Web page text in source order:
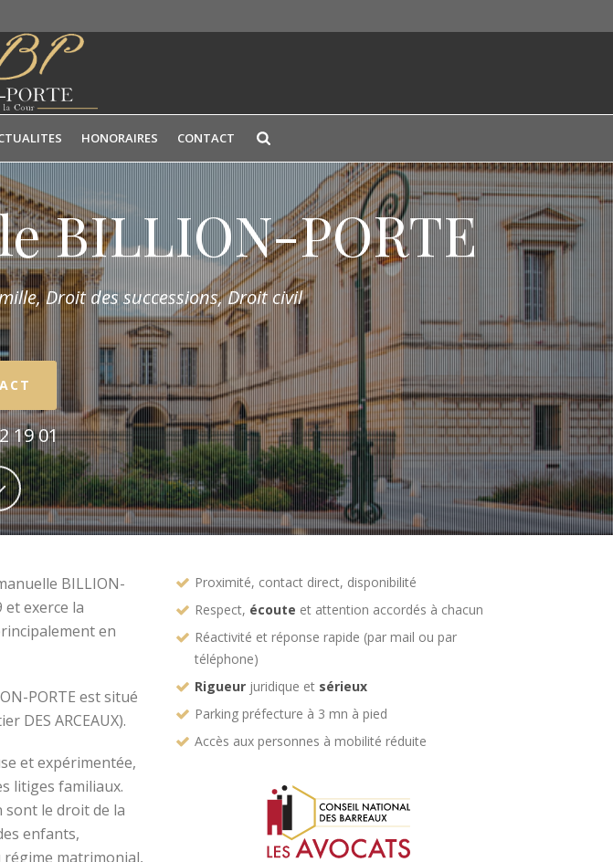
HONORAIRES CONTACT
BILLION-PORTE
ille,Droit des successions, Droit civil
19 01
BILLION-
et exerce la
en
PORTE est situé
DES ARCEAUX).
et expérimentée,
litiges familiaux.
sont le droit de la
enfants,
matrimonial,
Proximité, contact direct, disponibilité
Respect, écoute et attention accordés à chacun
Réactivité et réponse rapide (par mail ou par
téléphone)
Rigueur juridique et sérieux
Parking préfecture à 3 mn à pied
Accès aux personnes à mobilité réduite